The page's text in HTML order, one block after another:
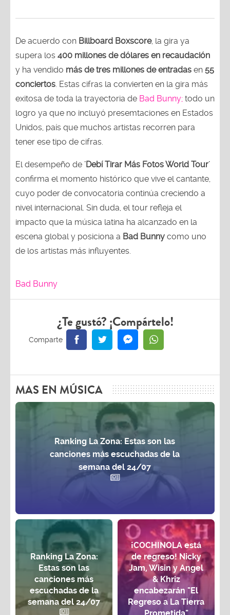
De acuerdo con Billboard Boxscore, la gira ya
supera los 400 millones de dólares en recaudación
y ha vendido más de tres millones de entradas en 55
conciertos. Estas cifras la convierten en la gira más
exitosa de toda la trayectoria de Bad Bunny; todo un
logro ya que no incluyó presemtaciones en Estados
Unidos, país que muchos artistas recorren para
tener ese tipo de cifras.
El desempeño de 'Debí Tirar Más Fotos World Tour'
confirma el momento histórico que vive el cantante,
cuyo poder de convocatoria continúa creciendo a
nivel internacional. Sin duda, el tour refleja el
impacto que la música latina ha alcanzado en la
escena global y posiciona a Bad Bunny como uno
de los artistas más influyentes.
Bad Bunny
¿Te gustó? ¡Compártelo!
MAS EN MÚSICA
Ranking La Zona: Estas son las
canciones más escuchadas de la
semana del 24/07
Ranking La Zona:
Estas son las
canciones más
escuchadas de la
semana del 24/07
¡COCHINOLA está
de regreso! Nicky
Jam, Wisin y Angel
& Khriz
encabezarán "El
Regreso a La Tierra
Prometida"